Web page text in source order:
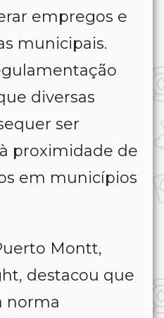
empregos e
municipais.
diversas
ser
proximidade de
em municípios
Montt,
destacou que
norma